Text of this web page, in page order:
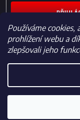
Používáme cookies,
prohlížení webu a
zlepšovali jeho